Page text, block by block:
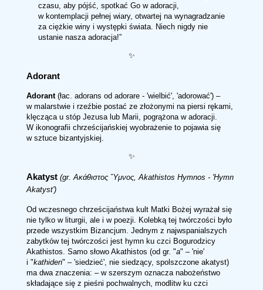
czasu, aby pójść, spotkać Go w adoracji,
w kontemplacji pełnej wiary, otwartej na wynagradzanie
za ciężkie winy i występki świata. Niech nigdy nie
ustanie nasza adoracja!
✨
Adorant
Adorant(łac. adorans od adorare - 'wielbić', 'adorować') –
w malarstwie i rzeźbie postać ze złożonymi na piersi rękami,
klęcząca u stóp Jezusa lub Marii, pogrążona w adoracji.
W ikonografii chrześcijańskiej wyobrażenie to pojawia się
w sztuce bizantyjskiej.
✨
Akatyst (gr. Ακάθιστος Ὕμνος, Akathistos Hymnos - 'Hymn
Akatyst')
Od wczesnego chrześcijaństwa kult Matki Bożej wyrażał się
nie tylko w liturgii, ale i w poezji. Kolebką tej twórczości było
przede wszystkim Bizancjum. Jednym z najwspanialszych
zabytków tej twórczości jest hymn ku czci Bogurodzicy
Akathistos. Samo słowo Akathistos (od gr. "a" – 'nie'
i "kathiden" – 'siedzieć', nie siedzący, spolszczone akatyst)
ma dwa znaczenia: – w szerszym oznacza nabożeństwo
składające się z pieśni pochwalnych, modlitw ku czci